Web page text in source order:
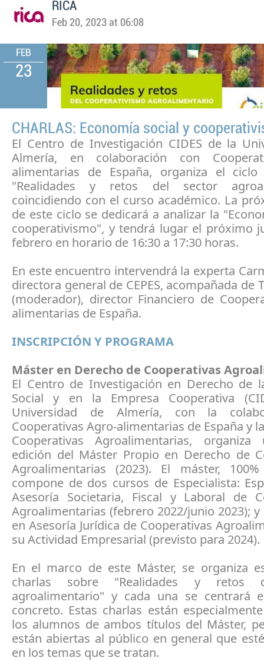
RICA
Feb 20, 2023 at 06:08
FEB
23
CHARLAS: Economía social y
El Centro de Investigación CIDES de la
Almería, en colaboración con
alimentarias de España, organiza el
"Realidades y retos del sector
coincidiendo con el curso académico. La
de este ciclo se dedicará a analizar la
cooperativismo", y tendrá lugar el próximo
febrero en horario de 16:30 a 17:30 horas.
En este encuentro intervendrá la experta
directora general de CEPES, acompañada de
(moderador), director Financiero de
alimentarias de España.
INSCRIPCIÓN Y PROGRAMA
Máster en Derecho de Cooperativas
El Centro de Investigación en Derecho de
Social y en la Empresa Cooperativa
Universidad de Almería, con la
Cooperativas Agro-alimentarias de España y
Cooperativas Agroalimentarias, organiza
edición del Máster Propio en Derecho de
Agroalimentarias (2023). El máster,
compone de dos cursos de Especialista:
Asesoría Societaria, Fiscal y Laboral de
Agroalimentarias (febrero 2022/junio 2023); y
en Asesoría Jurídica de Cooperativas
su Actividad Empresarial (previsto para 2024).
En el marco de este Máster, se organiza
charlas sobre "Realidades y retos
agroalimentario" y cada una se centrará
concreto. Estas charlas están
los alumnos de ambos títulos del Máster,
están abiertas al público en general que
en los temas que se tratan.